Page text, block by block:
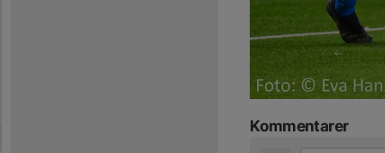
Kommentarer